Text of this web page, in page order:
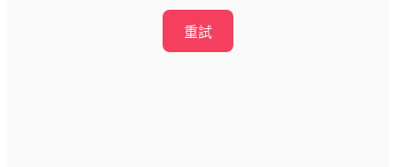
重試